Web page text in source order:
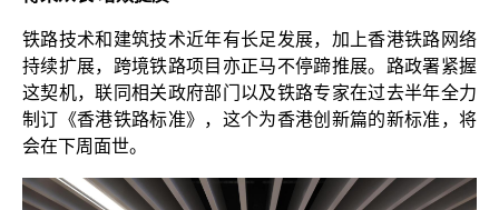
铁路技术和建筑技术近年有长足发展，加上香港铁路网络
持续扩展，跨境铁路项目亦正马不停蹄推展。路政署紧握
这契机，联同相关政府部门以及铁路专家在过去半年全力
制订《香港铁路标准》，这个为香港创新篇的新标准，将
会在下周面世。